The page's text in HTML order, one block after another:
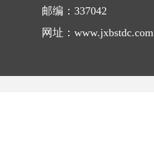
邮编：337042
网址：www.jxbstdc.com